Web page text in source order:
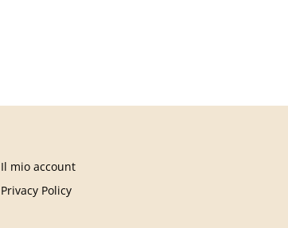
Il mio account
Privacy Policy